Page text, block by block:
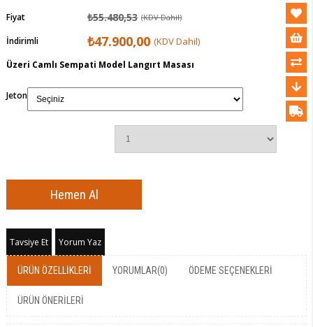
Fiyat
₺55.480,53 (KDV Dahil)
İndirimli ₺47.900,00 (KDV Dahil)
Üzeri Camlı Sempati Model Langırt Masası
Jeton
Tavsiye Et Yorum Yaz
ÜRÜN ÖZELLIKLERI YORUMLAR(0) ÖDEME SEÇENEKLERI
ÜRÜN ÖNERILERI